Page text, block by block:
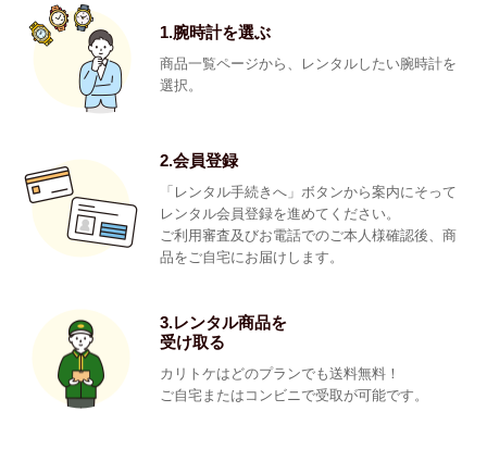
1.腕時計を選ぶ
商品一覧ページから、レンタルしたい腕時計を
選択。
2.会員登録
「レンタル手続きへ」ボタンから案内にそって
レンタル会員登録を進めてください。
ご利用審査及びお電話でのご本人様確認後、商
品をご自宅にお届けします。
3.レンタル商品を
受け取る
カリトケはどのプランでも送料無料！
ご自宅またはコンビニで受取が可能です。